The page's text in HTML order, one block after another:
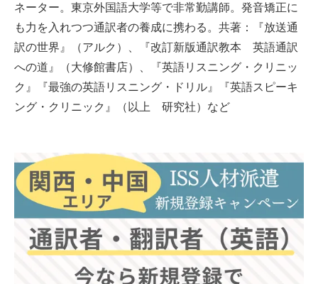
ネーター。東京外国語大学等で非常勤講師。発音矯正に
も力を入れつつ通訳者の養成に携わる。共著：『放送通
訳の世界』（アルク）、『改訂新版通訳教本 英語通訳
への道』（大修館書店）、『英語リスニング・クリニッ
ク』『最強の英語リスニング・ドリル』『英語スピーキ
ング・クリニック』（以上 研究社）など